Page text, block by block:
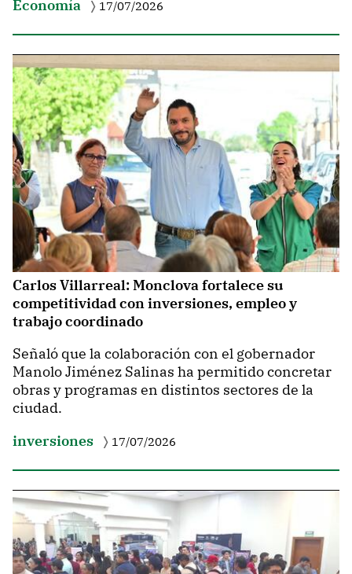
Economía 17/07/2026
Carlos Villarreal: Monclova fortalece su
competitividad con inversiones, empleo y
trabajo coordinado
Señaló que la colaboración con el gobernador
Manolo Jiménez Salinas ha permitido concretar
obras y programas en distintos sectores de la
ciudad.
inversiones
17/07/2026